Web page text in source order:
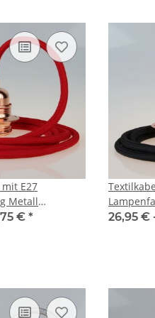
E27
Metall
Schraubringe
€ * 26,95 €